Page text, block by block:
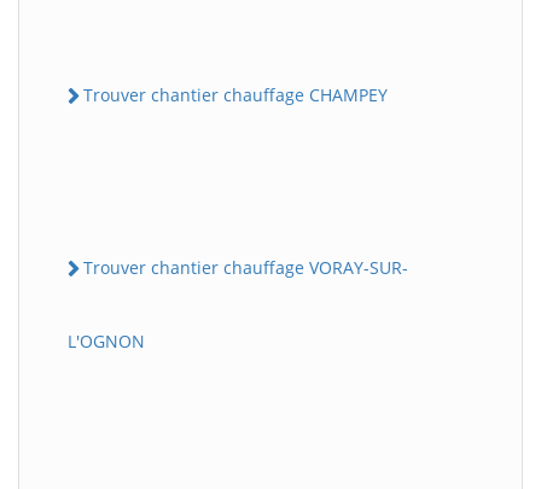
Trouver chantier chauffage CHAMPEY
Trouver chantier chauffage VORAY-SUR-
L'OGNON